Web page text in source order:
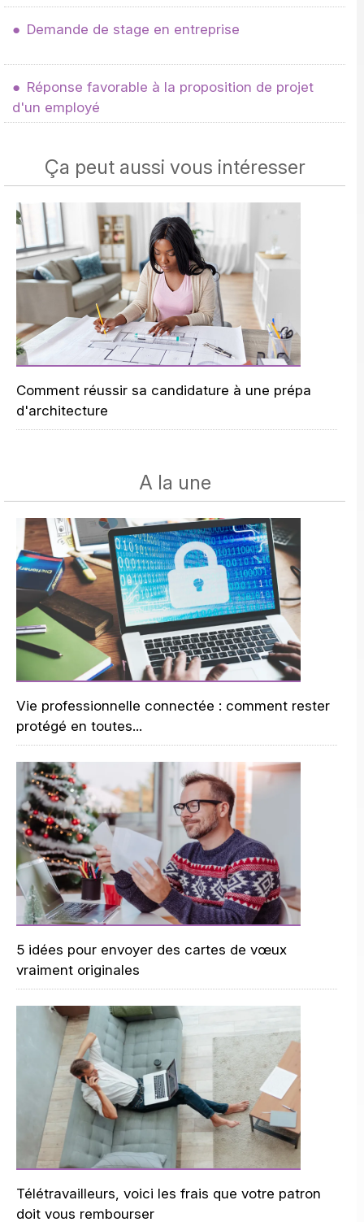
Demande de stage en entreprise
Réponse favorable à la proposition de projet
d'un employé
Ça peut aussi vous intéresser
Comment réussir sa candidature à une prépa
d'architecture
A la une
Vie professionnelle connectée : comment rester
protégé en toutes...
5 idées pour envoyer des cartes de vœux
vraiment originales
Télétravailleurs, voici les frais que votre patron
doit vous rembourser